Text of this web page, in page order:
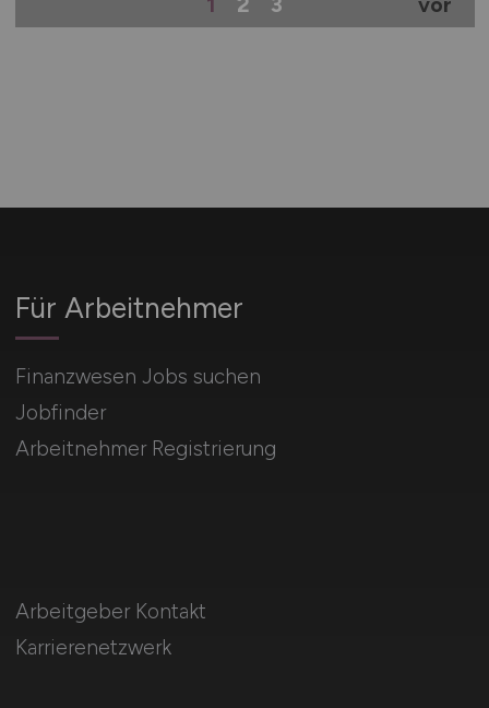
Für Arbeitnehmer
Finanzwesen Jobs suchen
Jobfinder
Arbeitnehmer Registrierung
Arbeitgeber Kontakt
Karrierenetzwerk